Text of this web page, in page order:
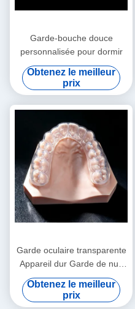
Garde-bouche douce
personnalisée pour dormir
Obtenez le meilleur
prix
Garde oculaire transparente
Appareil dur Garde de nuit
dure Pour le grincement des
dents
Obtenez le meilleur
prix